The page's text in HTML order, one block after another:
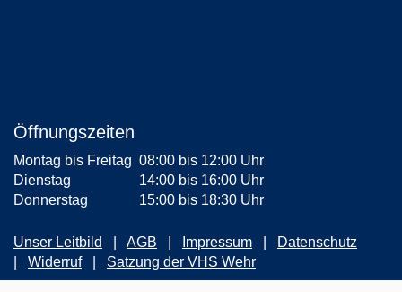
Öffnungszeiten
Montag bis Freitag 08:00 bis 12:00 Uhr
Dienstag
14:00 bis 16:00 Uhr
Donnerstag
15:00 bis 18:30 Uhr
Unser Leitbild AGB Impressum
Datenschutz
Widerruf
Satzung der VHS Wehr